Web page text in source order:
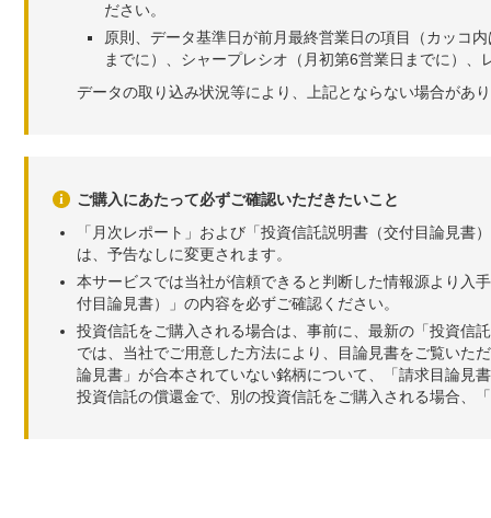
ださい。
原則、データ基準日が前月最終営業日の項目（カッコ
までに）、シャープレシオ（月初第6営業日までに）
データの取り込み状況等により、上記とならない場合があ
ご購入にあたって必ずご確認いただきたいこと
「月次レポート」および「投資信託説明書（交付目論見
は、予告なしに変更されます。
本サービスでは当社が信頼できると判断した情報源より入
付目論見書）」の内容を必ずご確認ください。
投資信託をご購入される場合は、事前に、最新の「投資信
では、当社でご用意した方法により、目論見書をご覧いた
論見書」が合本されていない銘柄について、「請求目論見
投資信託の償還金で、別の投資信託をご購入される場合、